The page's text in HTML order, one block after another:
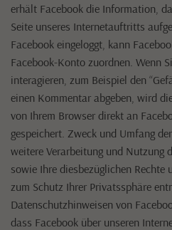
erhält Facebook die Information,
Seite unseres Internetauftritts
Facebook eingeloggt, kann
Facebook-Konto zuordnen. Wenn
interagieren, zum Beispiel den
einen Kommentar abgeben, wird
von Ihrem Browser direkt an
gespeichert. Zweck und Umfang
weitere Verarbeitung und Nutzung
sowie Ihre diesbezüglichen
zum Schutz Ihrer Privatssphäre
Datenschutzhinweisen von
dass Facebook über unseren